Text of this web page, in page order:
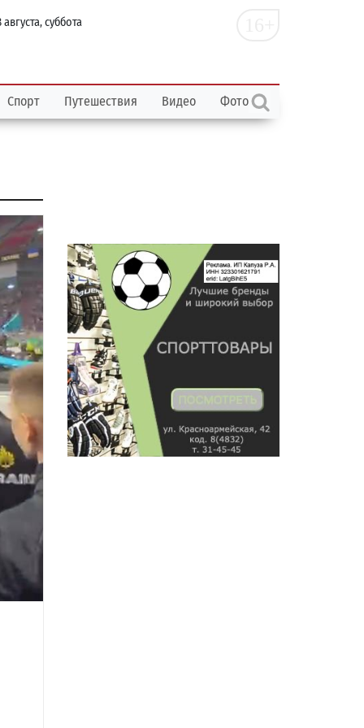
августа, суббота
Спорт Путешествия Видео Фото